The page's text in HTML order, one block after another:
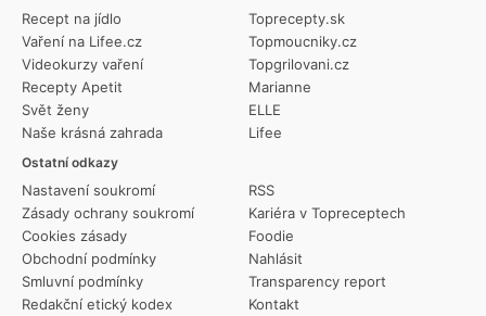
Recept na jídlo
Vaření na Lifee.cz
Videokurzy vaření
Recepty Apetit
Svět ženy
Naše krásná zahrada
Ostatní odkazy
Nastavení soukromí
Zásady ochrany soukromí
Cookies zásady
Obchodní podmínky
Smluvní podmínky
Redakční etický kodex
RSS
Kariéra v Topreceptech
Foodie
Nahlásit
Transparency report
Kontakt
Toprecepty.sk
Topmoucniky.cz
Topgrilovani.cz
Marianne
ELLE
Lifee